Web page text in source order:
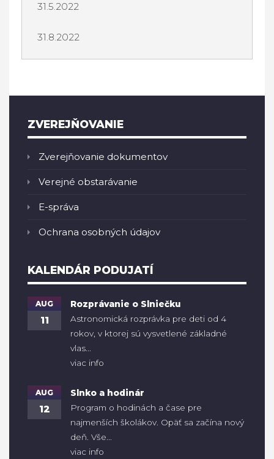
31.5.2022
31.8.2022
ZVEREJŇOVANIE
Zverejňovanie dokumentov
Verejné obstarávanie
E-správa
Ochrana osobných údajov
KALENDÁR PODUJATÍ
AUG
11
Rozprávanie o Slniečku
Astronomická rozprávka pre deti od 4
rokov, v ktorej sú vysvetlené základné
vlas...
viac info
AUG
12
Slnko a hodinár
Program o hodinách a čase pre
najmenších školákov. Opäť sa začína nový
deň. Vše...
viac info